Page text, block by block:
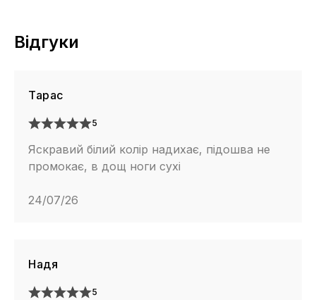
Відгуки
Тарас
5
Яскравий білий колір надихає, підошва не
промокає, в дощ ноги сухі
24/07/26
Надя
5